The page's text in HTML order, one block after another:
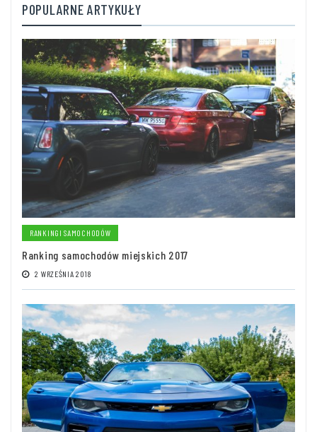
POPULARNE ARTYKUŁY
RANKINGI SAMOCHODÓW
Ranking samochodów miejskich 2017
2 WRZEŚNIA 2018